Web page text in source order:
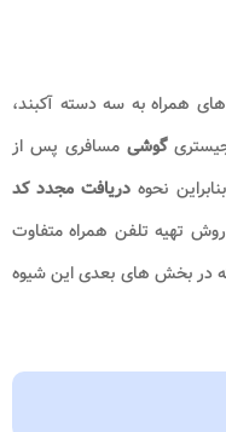
همراه به سه دسته آکبند،
گوشی مسافری پس از
نحوه دریافت مجدد کد
تهیه تلفن همراه متفاوت
در بخش های بعدی این شیوه